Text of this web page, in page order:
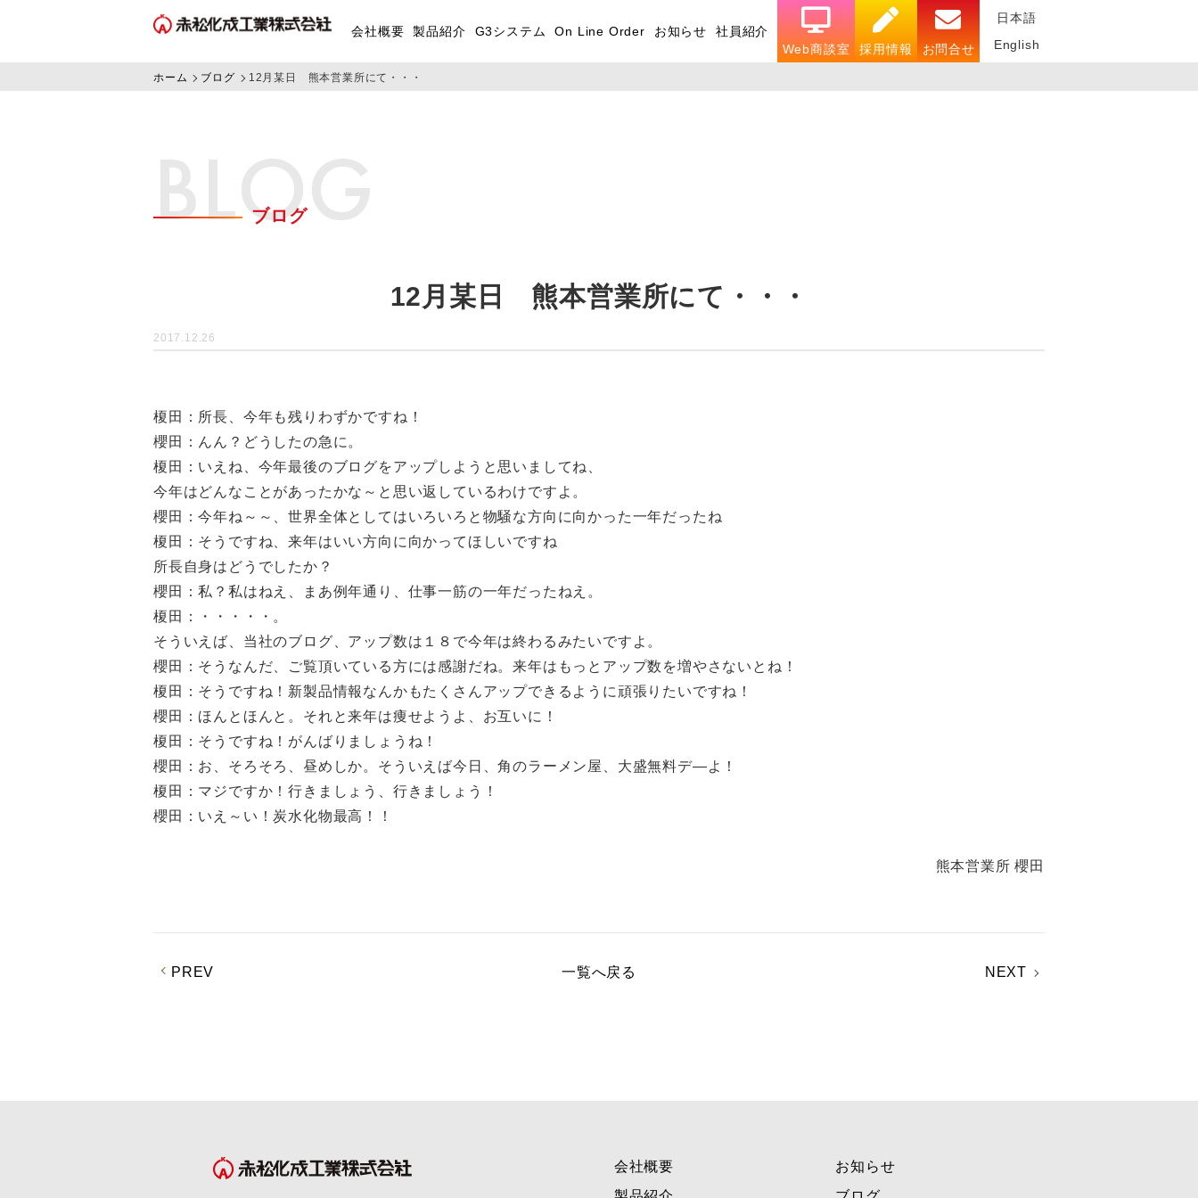
会社概要 製品紹介 G3システム On Line Order お知らせ
社員紹介
Web商談室
採用情報 お問合せ
日本語
English
ホーム ブログ 12月某日 熊本営業所にて・・・
BLOG
ブログ
12月某日 熊本営業所にて・・・
2017.12.26
榎田：所長、今年も残りわずかですね！
櫻田：んん？どうしたの急に。
榎田：いえね、今年最後のブログをアップしようと思いましてね、
今年はどんなことがあったかな～と思い返しているわけですよ。
櫻田：今年ね～～、世界全体としてはいろいろと物騒な方向に向かった一年だったね
榎田：そうですね、来年はいい方向に向かってほしいですね
所長自身はどうでしたか？
櫻田：私？私はねえ、まあ例年通り、仕事一筋の一年だったねえ。
榎田：・・・・・。
そういえば、当社のブログ、アップ数は１８で今年は終わるみたいですよ。
櫻田：そうなんだ、ご覧頂いている方には感謝だね。来年はもっとアップ数を増やさないとね！
榎田：そうですね！新製品情報なんかもたくさんアップできるように頑張りたいですね！
櫻田：ほんとほんと。それと来年は痩せようよ、お互いに！
榎田：そうですね！がんばりましょうね！
櫻田：お、そろそろ、昼めしか。そういえば今日、角のラーメン屋、大盛無料デ―よ！
榎田：マジですか！行きましょう、行きましょう！
櫻田：いえ～い！炭水化物最高！！
熊本営業所 櫻田
PREV 一覧へ戻る NEXT
会社概要
お知らせ